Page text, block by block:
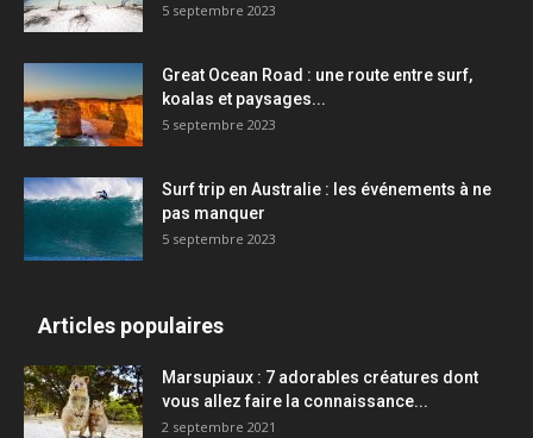
5 septembre 2023
Great Ocean Road : une route entre surf,
koalas et paysages...
5 septembre 2023
Surf trip en Australie : les événements à ne
pas manquer
5 septembre 2023
Articles populaires
Marsupiaux : 7 adorables créatures dont
vous allez faire la connaissance...
2 septembre 2021